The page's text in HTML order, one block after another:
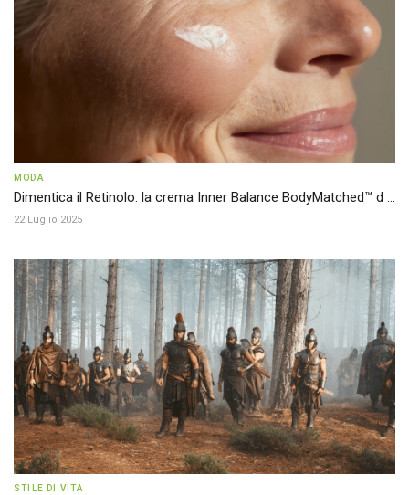
MODA
Dimentica il Retinolo: la crema Inner Balance BodyMatched™ d ...
22 Luglio 2025
STILE DI VITA